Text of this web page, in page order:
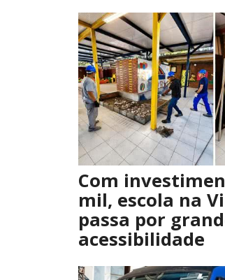
Com
mil, escola na
passa por
acessibilidade